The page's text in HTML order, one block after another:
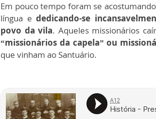
Em pouco tempo foram se
língua ededicando-se
povo da vila. Aqueles missionários
“missionários da capela” ou
que vinham ao Santuário.